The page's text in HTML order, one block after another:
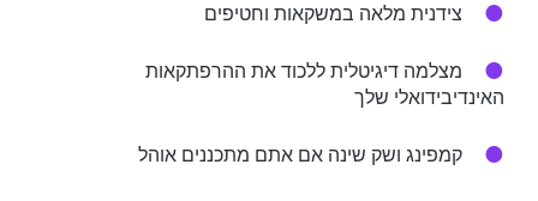
צידנית מלאה במשקאות וחטיפים
מצלמה דיגיטלית ללכוד את ההרפתקאות
האינדיבידואלי שלך
קמפינג ושק שינה אם אתם מתכננים אוהל